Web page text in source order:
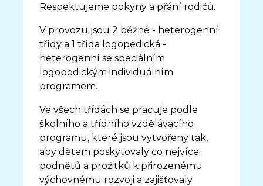
Respektujeme pokyny a přání rodičů.
V provozu jsou 2 běžné - heterogenní
třídy a 1 třída logopedická -
heterogenní se speciálním
logopedickým individuálním
programem.
Ve všech třídách se pracuje podle
školního a třídního vzdělávacího
programu, které jsou vytvořeny tak,
aby dětem poskytovaly co nejvíce
podnětů a prožitků k přirozenému
výchovnému rozvoji a zajišťovaly